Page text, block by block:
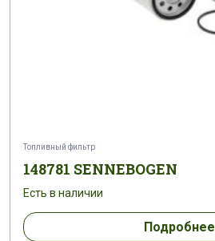
Топливный фильтр
148781 SENNEBOGEN
Есть в наличии
Подробнее